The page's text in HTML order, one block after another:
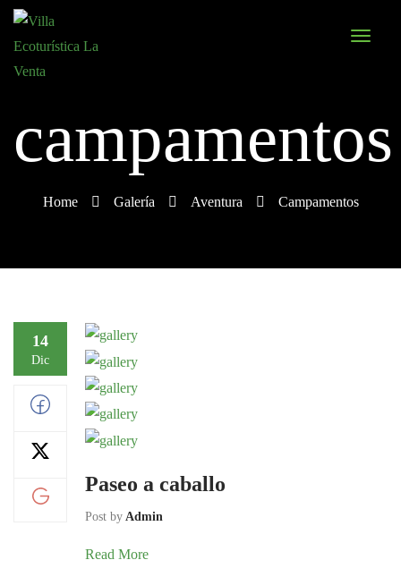
campamentos
Home Galería Aventura Campamentos
14
Dic
Paseo a caballo
Post by Admin
Read More